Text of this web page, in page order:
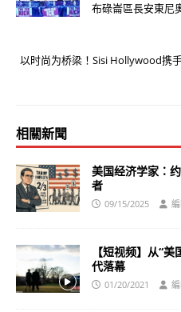
布碌崙區長安東尼
以时尚为桥梁！Sisi Hollywood携
相關新聞
美国经济学家：
者
09/15/2025
【短视频】从“
代落幕
01/20/2021